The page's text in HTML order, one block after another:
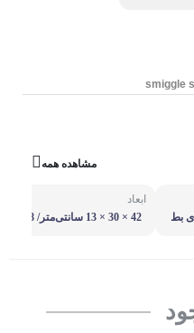
smiggle
مشاهده همه
/ 2 جای بط
ابعاد